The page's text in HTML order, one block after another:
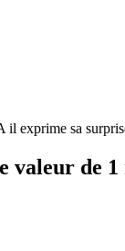
il exprime sa
valeur de